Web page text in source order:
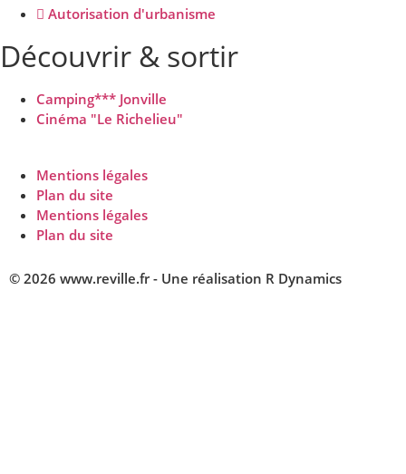
Autorisation d'urbanisme
Découvrir & sortir
Camping*** Jonville
Cinéma "Le Richelieu"
Mentions légales
Plan du site
Mentions légales
Plan du site
© 2026 www.reville.fr - Une réalisation R Dynamics